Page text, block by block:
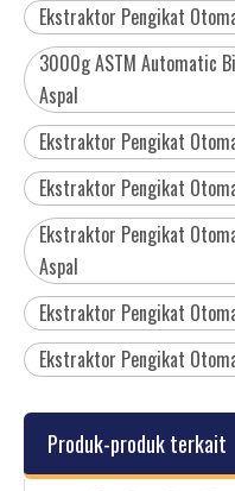
Ekstraktor Pengikat
3000g ASTM Automatic
Aspal
Ekstraktor Pengikat
Ekstraktor Pengikat
Ekstraktor Pengikat
Aspal
Ekstraktor Pengikat
Ekstraktor Pengikat
Produk-produk terkait